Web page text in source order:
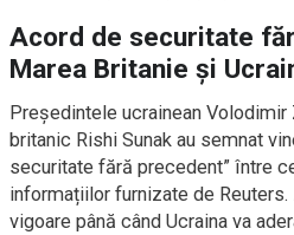
Acord de securitate
Marea Britanie și
Președintele ucrainean
britanic Rishi Sunak au semnat
securitate fără precedent” între
informațiilor furnizate de
vigoare până când Ucraina va